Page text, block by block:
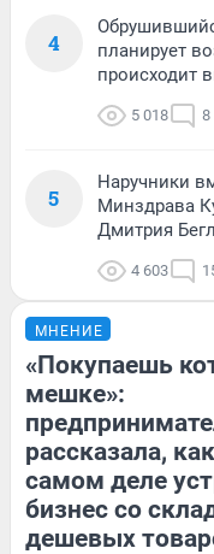
4
планирует
происходит
5 018 8
5
Наручники
Минздрава
Дмитрия
4 603
МНЕНИЕ
«Покупаешь
мешке»:
рассказала,
самом деле
бизнес со
дешевых